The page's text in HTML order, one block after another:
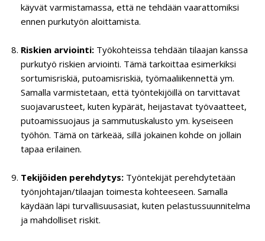
käyvät varmistamassa, että ne tehdään vaarattomiksi
ennen purkutyön aloittamista.
Riskien arviointi: Työkohteissa tehdään tilaajan kanssa
purkutyö riskien arviointi. Tämä tarkoittaa esimerkiksi
sortumisriskiä, putoamisriskiä, työmaaliikennettä ym.
Samalla varmistetaan, että työntekijöillä on tarvittavat
suojavarusteet, kuten kypärät, heijastavat työvaatteet,
putoamissuojaus ja sammutuskalusto ym. kyseiseen
työhön. Tämä on tärkeää, sillä jokainen kohde on jollain
tapaa erilainen.
Tekijöiden perehdytys: Työntekijät perehdytetään
työnjohtajan/tilaajan toimesta kohteeseen. Samalla
käydään läpi turvallisuusasiat, kuten pelastussuunnitelma
ja mahdolliset riskit.